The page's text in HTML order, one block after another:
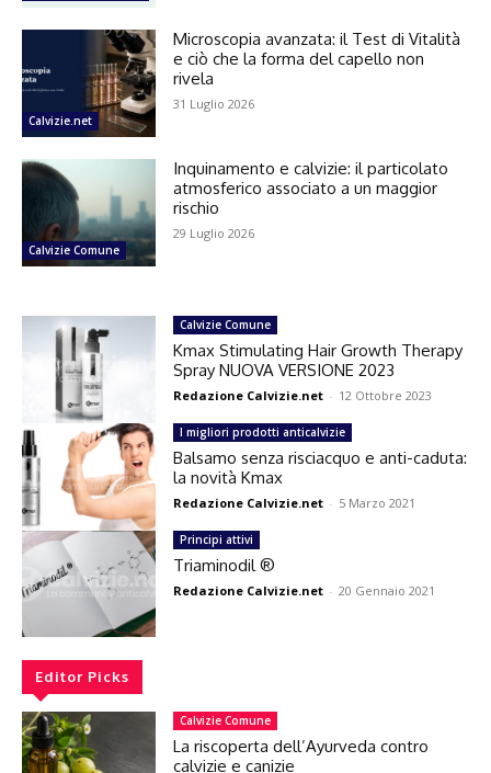
Calvizie.net
Microscopia avanzata: il Test di Vitalità
e ciò che la forma del capello non
rivela
31 Luglio 2026
Calvizie Comune
Inquinamento e calvizie: il particolato
atmosferico associato a un maggior
rischio
29 Luglio 2026
Calvizie Comune
Kmax Stimulating Hair Growth Therapy
Spray NUOVA VERSIONE 2023
Redazione Calvizie.net - 12 Ottobre 2023
I migliori prodotti anticalvizie
Balsamo senza risciacquo e anti-caduta:
la novità Kmax
Redazione Calvizie.net - 5 Marzo 2021
Principi attivi
Triaminodil ®
Redazione Calvizie.net - 20 Gennaio 2021
Editor Picks
Calvizie Comune
La riscoperta dell’Ayurveda contro
calvizie e canizie